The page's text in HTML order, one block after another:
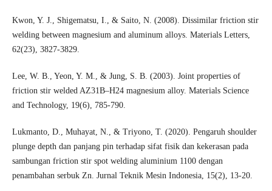
Kwon, Y. J., Shigematsu, I., & Saito, N. (2008). Dissimilar friction stir
welding between magnesium and aluminum alloys. Materials Letters,
62(23), 3827-3829.
Lee, W. B., Yeon, Y. M., & Jung, S. B. (2003). Joint properties of
friction stir welded AZ31B–H24 magnesium alloy. Materials Science
and Technology, 19(6), 785-790.
Lukmanto, D., Muhayat, N., & Triyono, T. (2020). Pengaruh shoulder
plunge depth dan panjang pin terhadap sifat fisik dan kekerasan pada
sambungan friction stir spot welding aluminium 1100 dengan
penambahan serbuk Zn. Jurnal Teknik Mesin Indonesia, 15(2), 13-20.